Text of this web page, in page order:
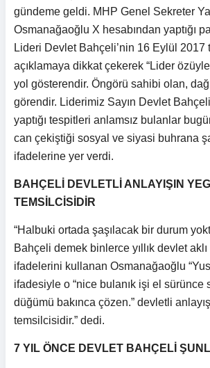
gündeme geldi. MHP Genel Sekreter
Osmanağaoğlu X hesabından yaptığı
Lideri Devlet Bahçeli’nin 16 Eylül 2017
açıklamaya dikkat çekerek “Lider
yol gösterendir. Öngörü sahibi olan,
görendir. Liderimiz Sayın Devlet
yaptığı tespitleri anlamsız bulanlar
can çekiştiği sosyal ve siyasi buhrana
ifadelerine yer verdi.
BAHÇELİ DEVLETLİ ANLAYIŞIN
TEMSİLCİSİDİR
“Halbuki ortada şaşılacak bir durum
Bahçeli demek binlerce yıllık devlet aklı
ifadelerini kullanan Osmanağaoğlu
ifadesiyle o “nice bulanık işi el sürünce
düğümü bakınca çözen.” devletli
temsilcisidir.” dedi.
7 YIL ÖNCE DEVLET BAHÇELİ